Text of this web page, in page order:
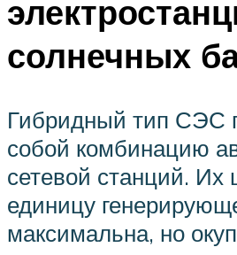
солнечных
Гибридный тип СЭС
собой комбинацию
сетевой станций. Их
единицу
максимальна, но